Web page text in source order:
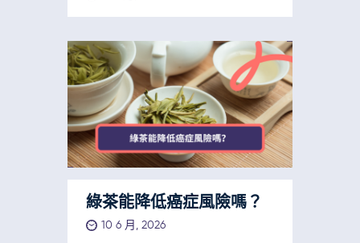
綠茶能降低癌症風險嗎？
10 6 月, 2026